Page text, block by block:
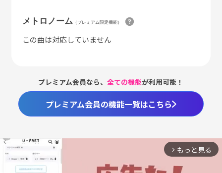
メトロノーム （プレミアム限定機能）
この曲は対応していません
プレミアム会員なら、全ての機能が利用可能！
プレミアム会員の機能一覧はこちら
arrow_forward_ios もっと見る